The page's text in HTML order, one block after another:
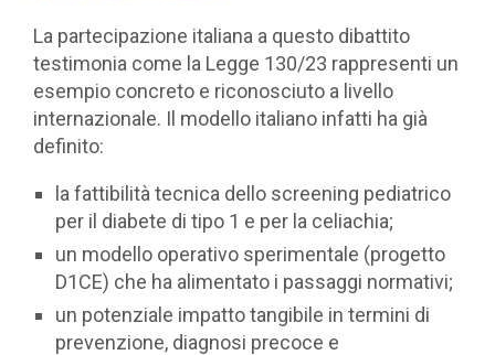
La partecipazione italiana a questo dibattito
testimonia come la Legge 130/23 rappresenti un
esempio concreto e riconosciuto a livello
internazionale. Il modello italiano infatti ha già
definito:
la fattibilità tecnica dello screening pediatrico
per il diabete di tipo 1 e per la celiachia;
un modello operativo sperimentale (progetto
D1CE) che ha alimentato i passaggi normativi;
un potenziale impatto tangibile in termini di
prevenzione, diagnosi precoce e